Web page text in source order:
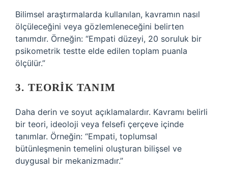
Bilimsel araştırmalarda kullanılan, kavramın nasıl
ölçüleceğini veya gözlemleneceğini belirten
tanımdır. Örneğin: “Empati düzeyi, 20 soruluk bir
psikometrik testte elde edilen toplam puanla
ölçülür.”
3. TEORIK TANIM
Daha derin ve soyut açıklamalardır. Kavramı belirli
bir teori, ideoloji veya felsefi çerçeve içinde
tanımlar. Örneğin: “Empati, toplumsal
bütünleşmenin temelini oluşturan bilişsel ve
duygusal bir mekanizmadır.”